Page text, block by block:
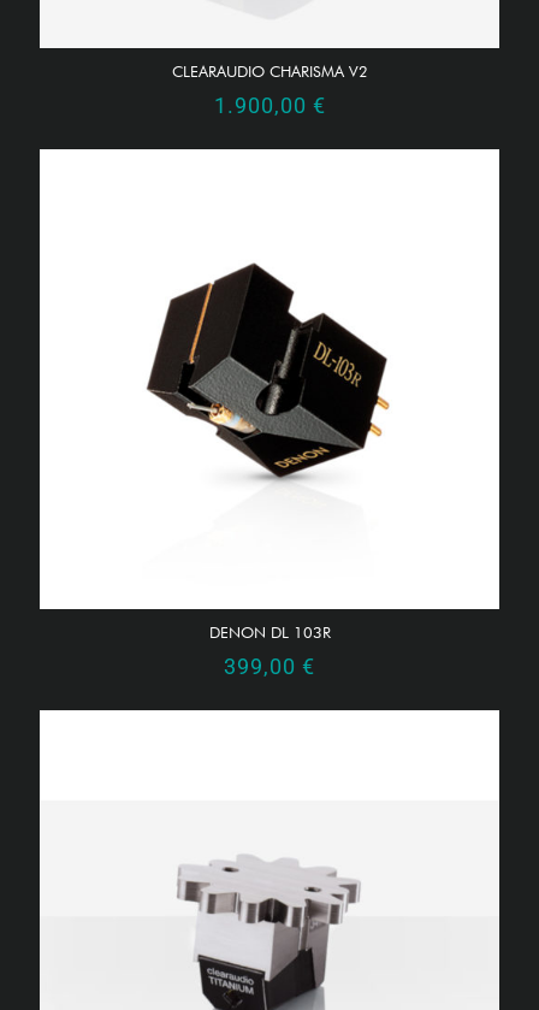
CLEARAUDIO CHARISMA V2
1.900,00 €
DENON DL 103R
399,00 €